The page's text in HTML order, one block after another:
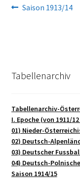
Vorheriger
Saison 1913/14
Tabellenarchiv
Tabellenarchiv-
I. Epoche (von 1911/
01) Nieder-
02) Deutsch-
03) Deutscher
04) Deutsch-
Saison 1914/15